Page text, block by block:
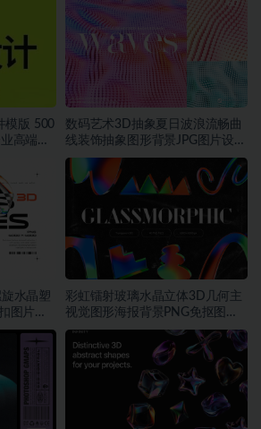
模版 500
高端矢
数码艺术3D抽象夏日波浪流畅曲
线装饰抽象图形背景JPG图片设计
素材
水晶塑
图片设
彩虹镭射玻璃水晶立体3D几何主
视觉图形海报背景PNG免抠图片
素材